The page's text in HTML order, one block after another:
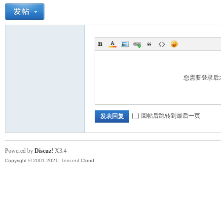
您需要登录
发表回复 回帖后跳转到最后一页
Powered by Discuz! X3.4
Copyright © 2001-2021, Tencent Cloud.